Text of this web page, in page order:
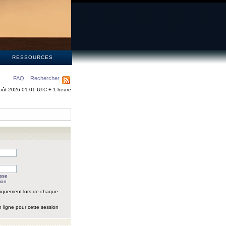
RESSOURCES
FAQ Rechercher
2026 01:01 UTC + 1 heure
lors de chaque
ligne pour cette session